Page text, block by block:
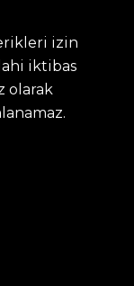
izin
iktibas
olarak